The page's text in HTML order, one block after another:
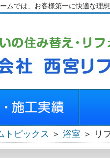
ムでは、お客様第一に快適な理
トピックス ＞ 浴室 ＞ リ